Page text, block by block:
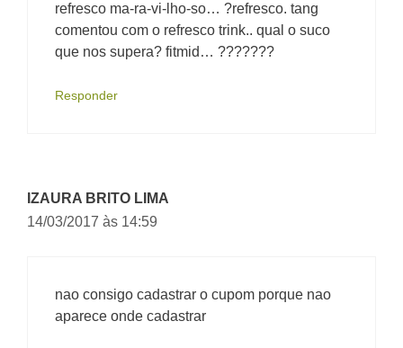
refresco ma-ra-vi-lho-so… ?refresco. tang
comentou com o refresco trink.. qual o suco
que nos supera? fitmid… ???????
Responder
IZAURA BRITO LIMA
14/03/2017 às 14:59
nao consigo cadastrar o cupom porque nao
aparece onde cadastrar